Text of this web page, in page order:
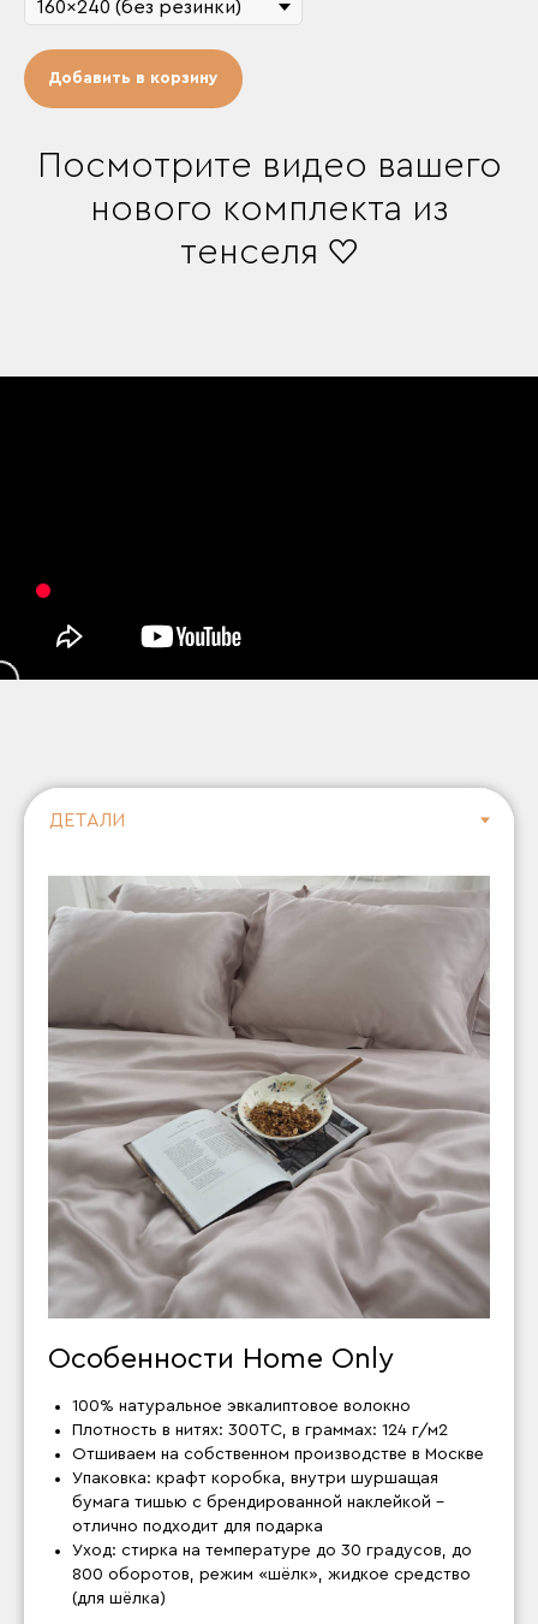
Добавить в корзину
Посмотрите видео вашего
нового комплекта из
тенселя ♡
Особенности Home Only
100% натуральное эвкалиптовое волокно
Плотность в нитях: 300ТС, в граммах: 124 г/м2
Отшиваем на собственном производстве в Москве
Упаковка: крафт коробка, внутри шуршащая
бумага тишью с брендированной наклейкой –
отлично подходит для подарка
Уход: стирка на температуре до 30 градусов, до
800 оборотов, режим «шёлк», жидкое средство
(для шёлка)